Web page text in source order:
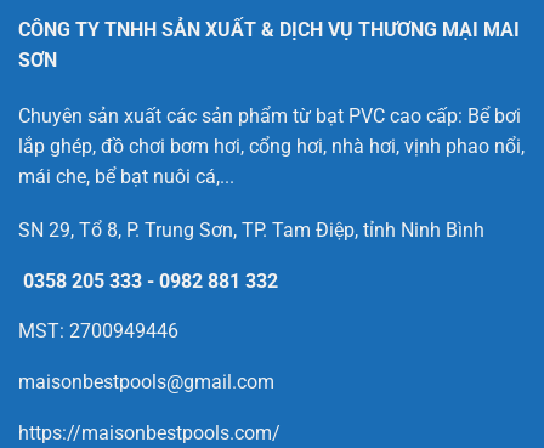
CÔNG TY TNHH SẢN XUẤT & DỊCH VỤ THƯƠNG MẠI MAI
SƠN
Chuyên sản xuất các sản phẩm từ bạt PVC cao cấp: Bể bơi
lắp ghép, đồ chơi bơm hơi, cổng hơi, nhà hơi, vịnh phao nổi,
mái che, bể bạt nuôi cá,...
SN 29, Tổ 8, P. Trung Sơn, TP. Tam Điệp, tỉnh Ninh Bình
0358 205 333 - 0982 881 332
MST: 2700949446
maisonbestpools@gmail.com
https://maisonbestpools.com/